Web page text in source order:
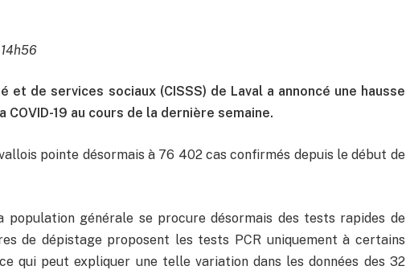
et de services sociaux (CISSS) de Laval a annoncé une hausse
19 au cours de la dernière semaine.
pointe désormais à 76 402 cas confirmés depuis le début de
population générale se procure désormais des tests rapides de
de dépistage proposent les tests PCR uniquement à certains
qui peut expliquer une telle variation dans les données des 32